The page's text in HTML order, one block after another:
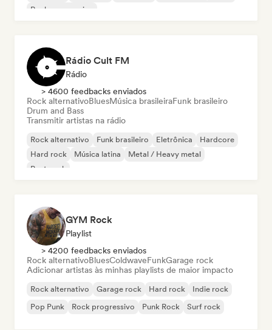
Rock progressivo
Rádio Cult FM
Rádio
> 4600 feedbacks enviados
Rock alternativoBluesMúsica brasileiraFunk brasileiro
Drum and Bass
Transmitir artistas na rádio
Rock alternativo Funk brasileiro Eletrônica
Hardcore
Hard rock
Música latina
Metal / Heavy metal
Post punk
GYM Rock
Playlist
> 4200 feedbacks enviados
Rock alternativoBluesColdwaveFunkGarage rock
Adicionar artistas às minhas playlists de maior impacto
Rock alternativo Garage rock Hard rock
Indie rock
Pop Punk
Rock progressivo Punk Rock Surf rock